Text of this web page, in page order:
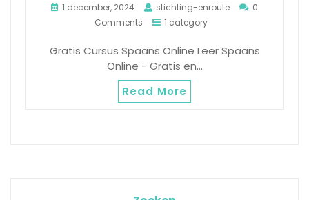
1 december, 2024 stichting-enroute
0
Comments
1 category
Gratis Cursus Spaans Online Leer Spaans
Online - Gratis en…
Read More